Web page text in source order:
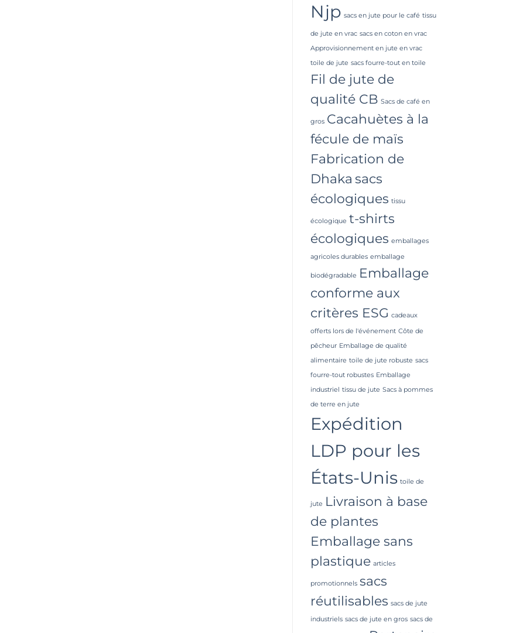
Njp sacs en jute pour le café tissu
de jute en vrac sacs en coton en vrac
Approvisionnement en jute en vrac
toile de jute sacs fourre-tout en toile
Fil de jute de
qualité CB Sacs de café en
gros Cacahuètes à la
fécule de maïs
Fabrication de
Dhaka sacs
écologiques tissu
écologique t-shirts
écologiques emballages
agricoles durables emballage
biodégradable Emballage
conforme aux
critères ESG cadeaux
offerts lors de l'événement Côte de
pêcheur Emballage de qualité
alimentaire toile de jute robuste sacs
fourre-tout robustes Emballage
industriel tissu de jute Sacs à pommes
de terre en jute
Expédition
LDP pour les
États-Unis toile de
jute Livraison à base
de plantes
Emballage sans
plastique articles
promotionnels sacs
réutilisables sacs de jute
industriels sacs de jute en gros sacs de